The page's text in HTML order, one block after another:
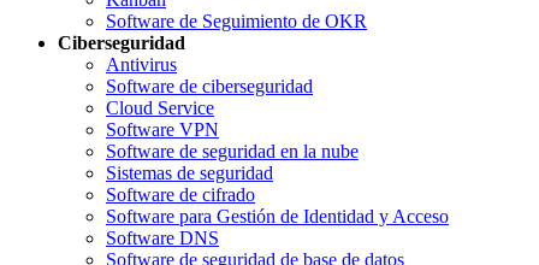
Software de Seguimiento de OKR
Ciberseguridad
Antivirus
Software de ciberseguridad
Cloud Service
Software VPN
Software de seguridad en la nube
Sistemas de seguridad
Software de cifrado
Software para Gestión de Identidad y Acceso
Software DNS
Software de seguridad de base de datos